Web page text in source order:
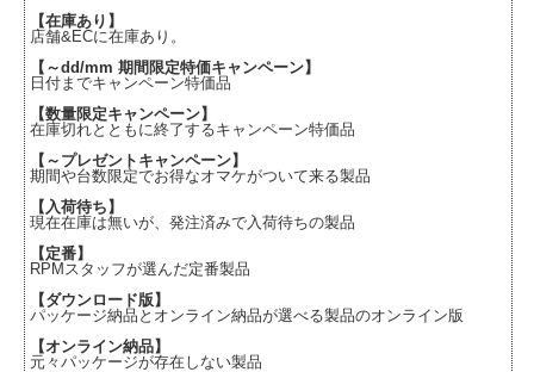
【在庫あり】
店舗&ECに在庫あり。
【～dd/mm 期間限定特価キャンペーン】
日付までキャンペーン特価品
【数量限定キャンペーン】
在庫切れとともに終了するキャンペーン特価品
【～プレゼントキャンペーン】
期間や台数限定でお得なオマケがついて来る製品
【入荷待ち】
現在在庫は無いが、発注済みで入荷待ちの製品
【定番】
RPMスタッフが選んだ定番製品
【ダウンロード版】
パッケージ納品とオンライン納品が選べる製品のオンライン版
【オンライン納品】
元々パッケージが存在しない製品